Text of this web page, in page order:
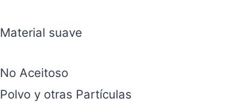
Material suave
No Aceitoso
Polvo y otras Partículas